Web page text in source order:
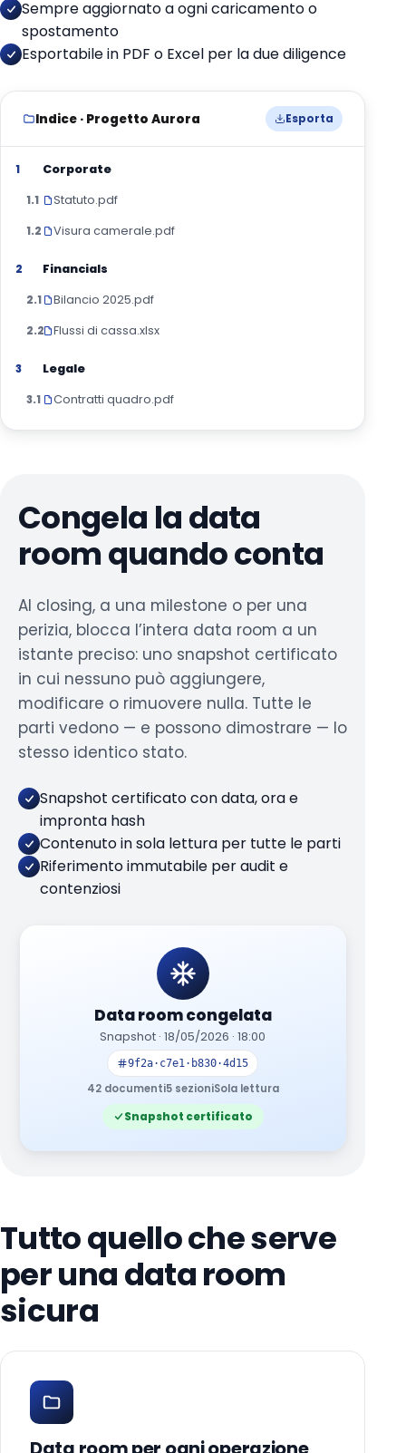
Sempre aggiornato a ogni caricamento o
spostamento
Esportabile in PDF o Excel per la due diligence
Indice · Progetto Aurora Esporta
1 Corporate
1.1 Statuto.pdf
1.2 Visura camerale.pdf
2 Financials
2.1 Bilancio 2025.pdf
2.2 Flussi di cassa.xlsx
3 Legale
3.1 Contratti quadro.pdf
Data room congelata
Snapshot · 18/05/2026 · 18:00
9f2a·c7e1·b830·4d15
42 documenti5 sezioniSola lettura
Snapshot certificato
Congela la data
room quando conta
Al closing, a una milestone o per una
perizia, blocca l’intera data room a un
istante preciso: uno snapshot certificato
in cui nessuno può aggiungere,
modificare o rimuovere nulla. Tutte le
parti vedono — e possono dimostrare — lo
stesso identico stato.
Snapshot certificato con data, ora e
impronta hash
Contenuto in sola lettura per tutte le parti
Riferimento immutabile per audit e
contenziosi
Tutto quello che serve
per una data room
sicura